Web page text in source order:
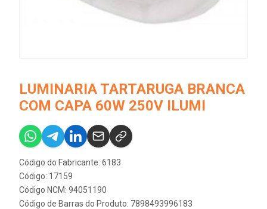
LUMINARIA TARTARUGA BRANCA
COM CAPA 60W 250V ILUMI
Código do Fabricante: 6183
Código: 17159
Código NCM: 94051190
Código de Barras do Produto: 7898493996183